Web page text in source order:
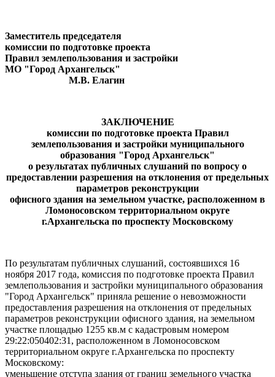
Заместитель председателя
комиссии по подготовке проекта
Правил землепользования и застройки
МО "Город Архангельск"
М.В. Елагин
ЗАКЛЮЧЕНИЕ
комиссии по подготовке проекта Правил
землепользования и застройки муниципального
образования "Город Архангельск"
о результатах публичных слушаний по вопросу о
предоставлении разрешения на отклонения от предельных
параметров реконструкции
офисного здания на земельном участке, расположенном в
Ломоносовском территориальном округе
г.Архангельска по проспекту Московскому
По результатам публичных слушаний, состоявшихся 16
ноября 2017 года, комиссия по подготовке проекта Правил
землепользования и застройки муниципального образования
"Город Архангельск" приняла решение о невозможности
предоставления разрешения на отклонения от предельных
параметров реконструкции офисного здания, на земельном
участке площадью 1255 кв.м с кадастровым номером
29:22:050402:31, расположенном в Ломоносовском
территориальном округе г.Архангельска по проспекту
Московскому:
уменьшение отступа здания от границ земельного участка